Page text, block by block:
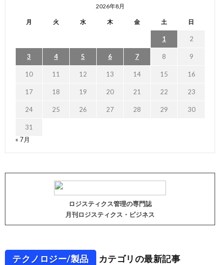
2026年8月
月 火 水 木 金 土 日
1 2
3 4 5 6 7 8 9
10 11 12 13 14 15 16
17 18 19 20 21 22 23
24 25 26 27 28 29 30
31
« 7月
ロジスティクス管理の専門誌
月刊ロジスティクス・ビジネス
テクノロジー/製品 カテゴリの最新記事